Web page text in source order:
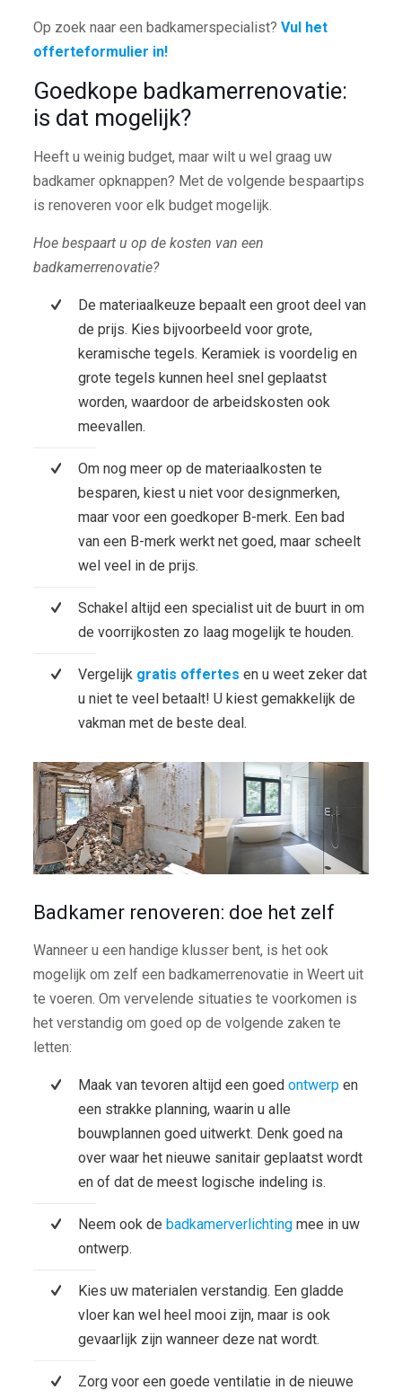
Op zoek naar een badkamerspecialist? Vul het
offerteformulier in!
Goedkope badkamerrenovatie:
is dat mogelijk?
Heeft u weinig budget, maar wilt u wel graag uw
badkamer opknappen? Met de volgende bespaartips
is renoveren voor elk budget mogelijk.
Hoe bespaart u op de kosten van een
badkamerrenovatie?
De materiaalkeuze bepaalt een groot deel van
de prijs. Kies bijvoorbeeld voor grote,
keramische tegels. Keramiek is voordelig en
grote tegels kunnen heel snel geplaatst
worden, waardoor de arbeidskosten ook
meevallen.
Om nog meer op de materiaalkosten te
besparen, kiest u niet voor designmerken,
maar voor een goedkoper B-merk. Een bad
van een B-merk werkt net goed, maar scheelt
wel veel in de prijs.
Schakel altijd een specialist uit de buurt in om
de voorrijkosten zo laag mogelijk te houden.
Vergelijk gratis offertes en u weet zeker dat
u niet te veel betaalt! U kiest gemakkelijk de
vakman met de beste deal.
Badkamer renoveren: doe het zelf
Wanneer u een handige klusser bent, is het ook
mogelijk om zelf een badkamerrenovatie in Weert uit
te voeren. Om vervelende situaties te voorkomen is
het verstandig om goed op de volgende zaken te
letten:
Maak van tevoren altijd een goed ontwerp en
een strakke planning, waarin u alle
bouwplannen goed uitwerkt. Denk goed na
over waar het nieuwe sanitair geplaatst wordt
en of dat de meest logische indeling is.
Neem ook de badkamerverlichtingmee in uw
ontwerp.
Kies uw materialen verstandig. Een gladde
vloer kan wel heel mooi zijn, maar is ook
gevaarlijk zijn wanneer deze nat wordt.
Zorg voor een goede ventilatie in de nieuwe